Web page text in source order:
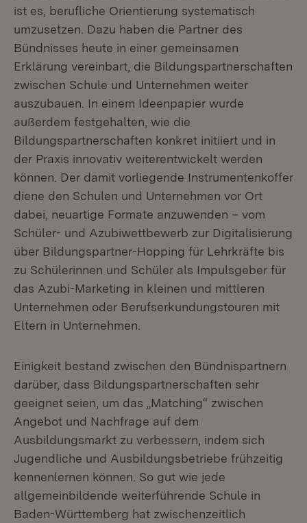
ist es, berufliche Orientierung systematisch
umzusetzen. Dazu haben die Partner des
Bündnisses heute in einer gemeinsamen
Erklärung vereinbart, die Bildungspartnerschaften
zwischen Schule und Unternehmen weiter
auszubauen. In einem Ideenpapier wurde
außerdem festgehalten, wie die
Bildungspartnerschaften konkret initiiert und in
der Praxis innovativ weiterentwickelt werden
können. Der damit vorliegende Instrumentenkoffer
diene den Schulen und Unternehmen vor Ort
dabei, neuartige Formate anzuwenden – vom
Schüler- und Azubiwettbewerb zur Digitalisierung
über Bildungspartner-Hopping für Lehrkräfte bis
zu Schülerinnen und Schüler als Impulsgeber für
das Azubi-Marketing in kleinen und mittleren
Unternehmen oder Berufserkundungstouren mit
Eltern in Unternehmen.
Einigkeit bestand zwischen den Bündnispartnern
darüber, dass Bildungspartnerschaften sehr
geeignet seien, um das „Matching“ zwischen
Angebot und Nachfrage auf dem
Ausbildungsmarkt zu verbessern, indem sich
Jugendliche und Ausbildungsbetriebe frühzeitig
kennenlernen können. So gut wie jede
allgemeinbildende weiterführende Schule in
Baden-Württemberg hat zwischenzeitlich